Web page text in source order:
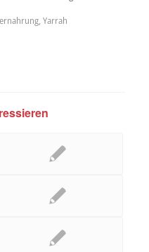
, Yarrah